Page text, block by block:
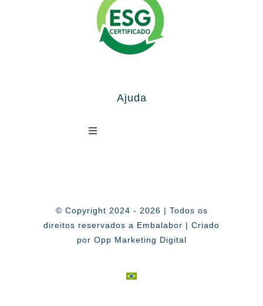
Ajuda
Toggle
© Copyright 2024 - 2026 | Todos os
direitos reservados a Embalabor | Criado
por Opp Marketing Digital